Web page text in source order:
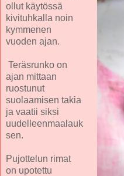
ollut käytössä
kivituhkalla noin
kymmenen
vuoden ajan.
Teräsrunko on
ajan mittaan
ruostunut
suolaamisen takia
ja vaatii siksi
uudelleenmaalauk
sen.
Pujottelun rimat
on upotettu